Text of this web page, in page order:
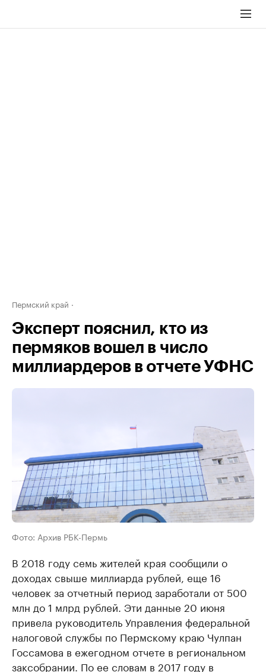
Пермский край
Эксперт пояснил, кто из
пермяков вошел в число
миллиардеров в отчете УФНС
Фото: Архив РБК-Пермь
В 2018 году семь жителей края сообщили о
доходах свыше миллиарда рублей, еще 16
человек за отчетный период заработали от 500
млн до 1 млрд рублей. Эти данные 20 июня
привела руководитель Управления федеральной
налоговой службы по Пермскому краю Чулпан
Госсамова в ежегодном отчете в региональном
заксобрании. По ее словам в 2017 году в